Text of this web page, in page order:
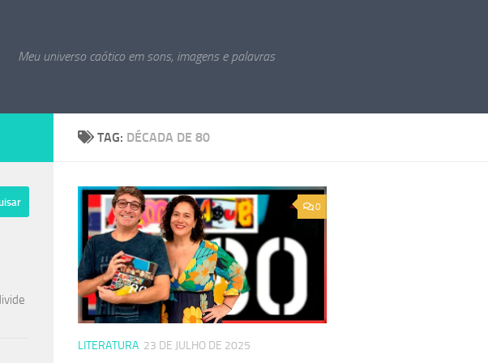
Meu universo caótico em sons, imagens e palavras
TAG: DÉCADA DE 80
0
LITERATURA 23 DE JULHO DE 2025